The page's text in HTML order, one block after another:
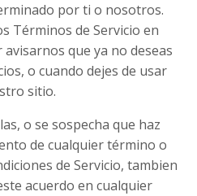
por ti o nosotros.
Términos de Servicio en
que ya no deseas
o cuando dejes de usar
sitio.
o se sospecha que haz
de cualquier término o
de Servicio, tambien
acuerdo en cualquier